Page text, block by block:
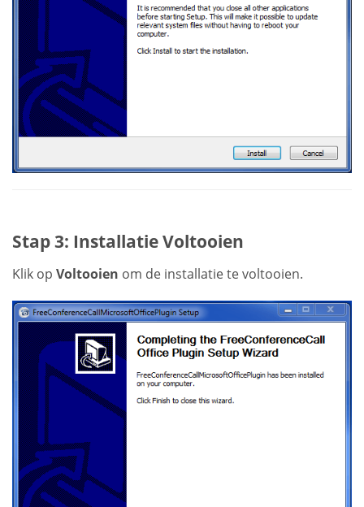
Stap 3: Installatie Voltooien
Klik op Voltooien om de installatie te voltooien.